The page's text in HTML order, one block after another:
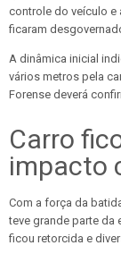
controle do veículo e
ficaram
A dinâmica inicial
vários metros pela
Forense deverá
Carro
impacto
Com a força da
teve grande parte da
ficou retorcida e